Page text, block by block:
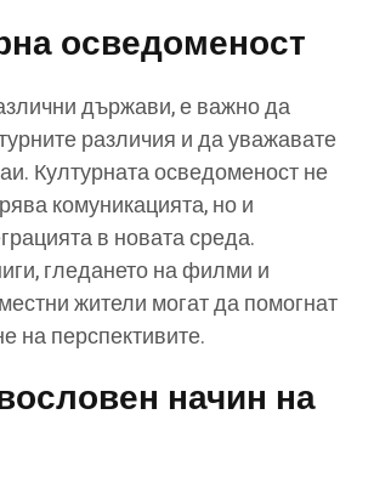
осведоменост
държави, е важно да
различия и да уважавате
Културната осведоменост не
комуникацията, но и
в новата среда.
гледането на филми и
жители могат да помогнат
на перспективите.
начин на